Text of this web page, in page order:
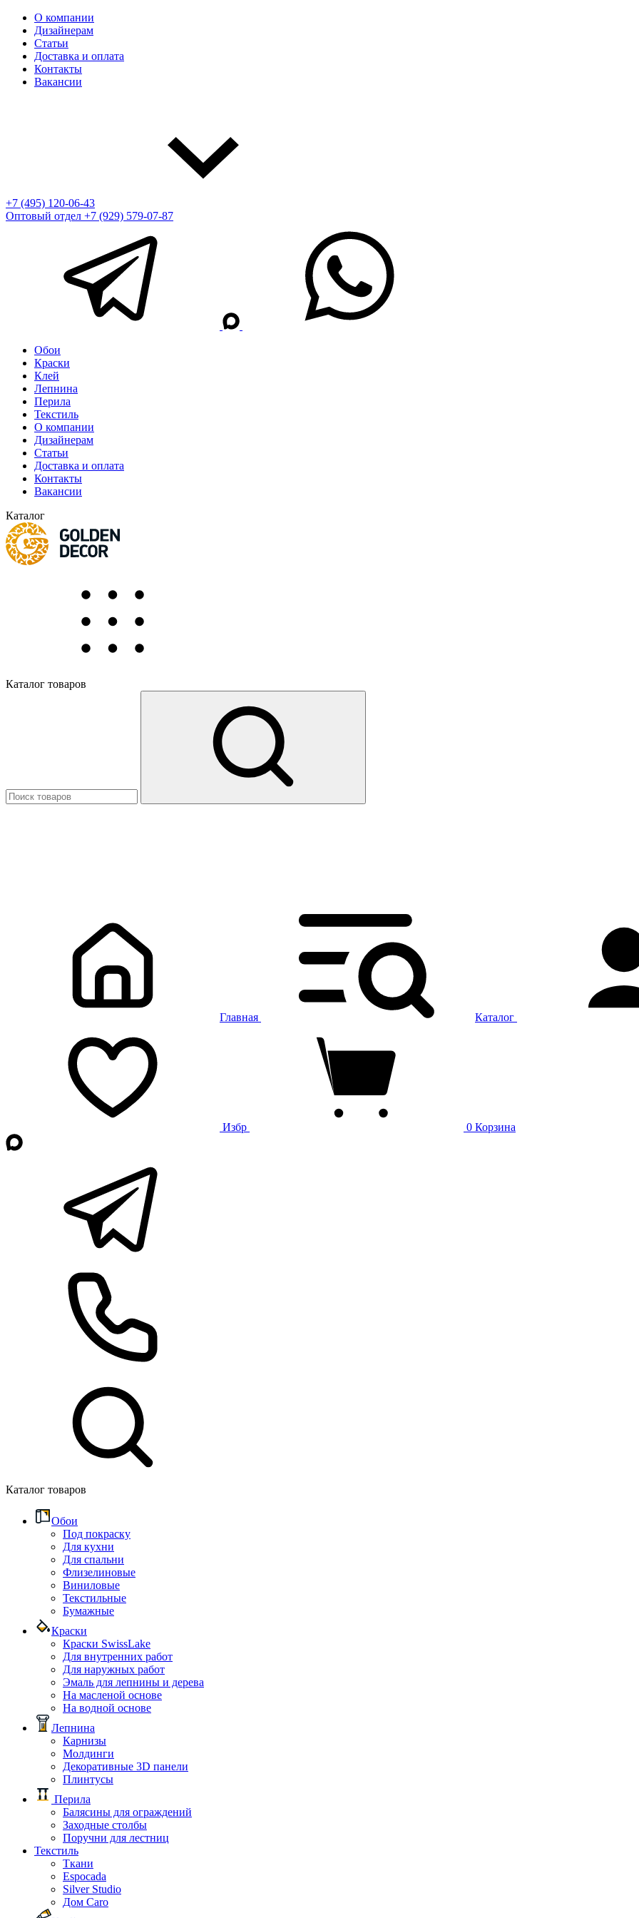
О компании
Дизайнерам
Статьи
Доставка и оплата
Контакты
Вакансии
+7 (495) 120-06-43
Оптовый отдел +7 (929) 579-07-87
Обои
Краски
Клей
Лепнина
Перила
Текстиль
О компании
Дизайнерам
Статьи
Доставка и оплата
Контакты
Вакансии
Каталог
Каталог товаров
Главная Каталог
Избр 0 Корзина
Каталог товаров
Обои
Под покраску
Для кухни
Для спальни
Флизелиновые
Виниловые
Текстильные
Бумажные
Краски
Краски SwissLake
Для внутренних работ
Для наружных работ
Эмаль для лепнины и дерева
На масленой основе
На водной основе
Лепнина
Карнизы
Молдинги
Декоративные 3D панели
Плинтусы
Перила
Балясины для ограждений
Заходные столбы
Поручни для лестниц
Текстиль
Ткани
Espocada
Silver Studio
Дом Caro